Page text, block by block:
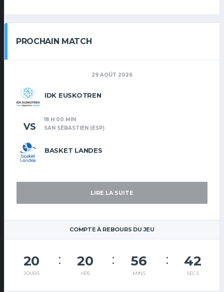
PROCHAIN MATCH
29 AOÛT 2026
IDK EUSKOTREN
BASKET LANDES
VS
18 H 00 MIN
SAN SÉBASTIEN (ESP)
LIRE LA SUITE
COMPTE À REBOURS DU JEU
20
JOURS
20
HRS
56
MINS
41
SECS